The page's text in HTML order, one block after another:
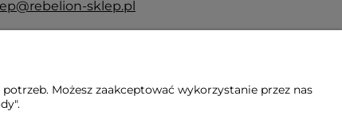
sklep.pl
Możesz zaakceptować wykorzystanie przez nas